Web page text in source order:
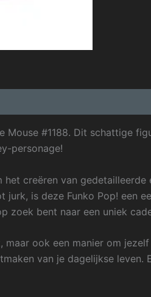
Mouse #1188. Dit schattige
personage!
creëren van
is deze Funko Pop! een
bent naar een uniek
ook een manier om
van je dagelijkse